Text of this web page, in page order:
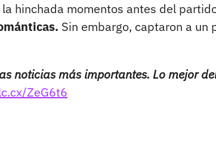
hinchada momentos antes del
Sin embargo, captaron a un
noticias más importantes. Lo mejor
ZeG6t6